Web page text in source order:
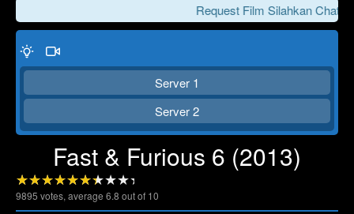
Request Film Silahkan Chat
Server 1
Server 2
Fast & Furious 6 (2013)
9895 votes, average 6.8 out of 10